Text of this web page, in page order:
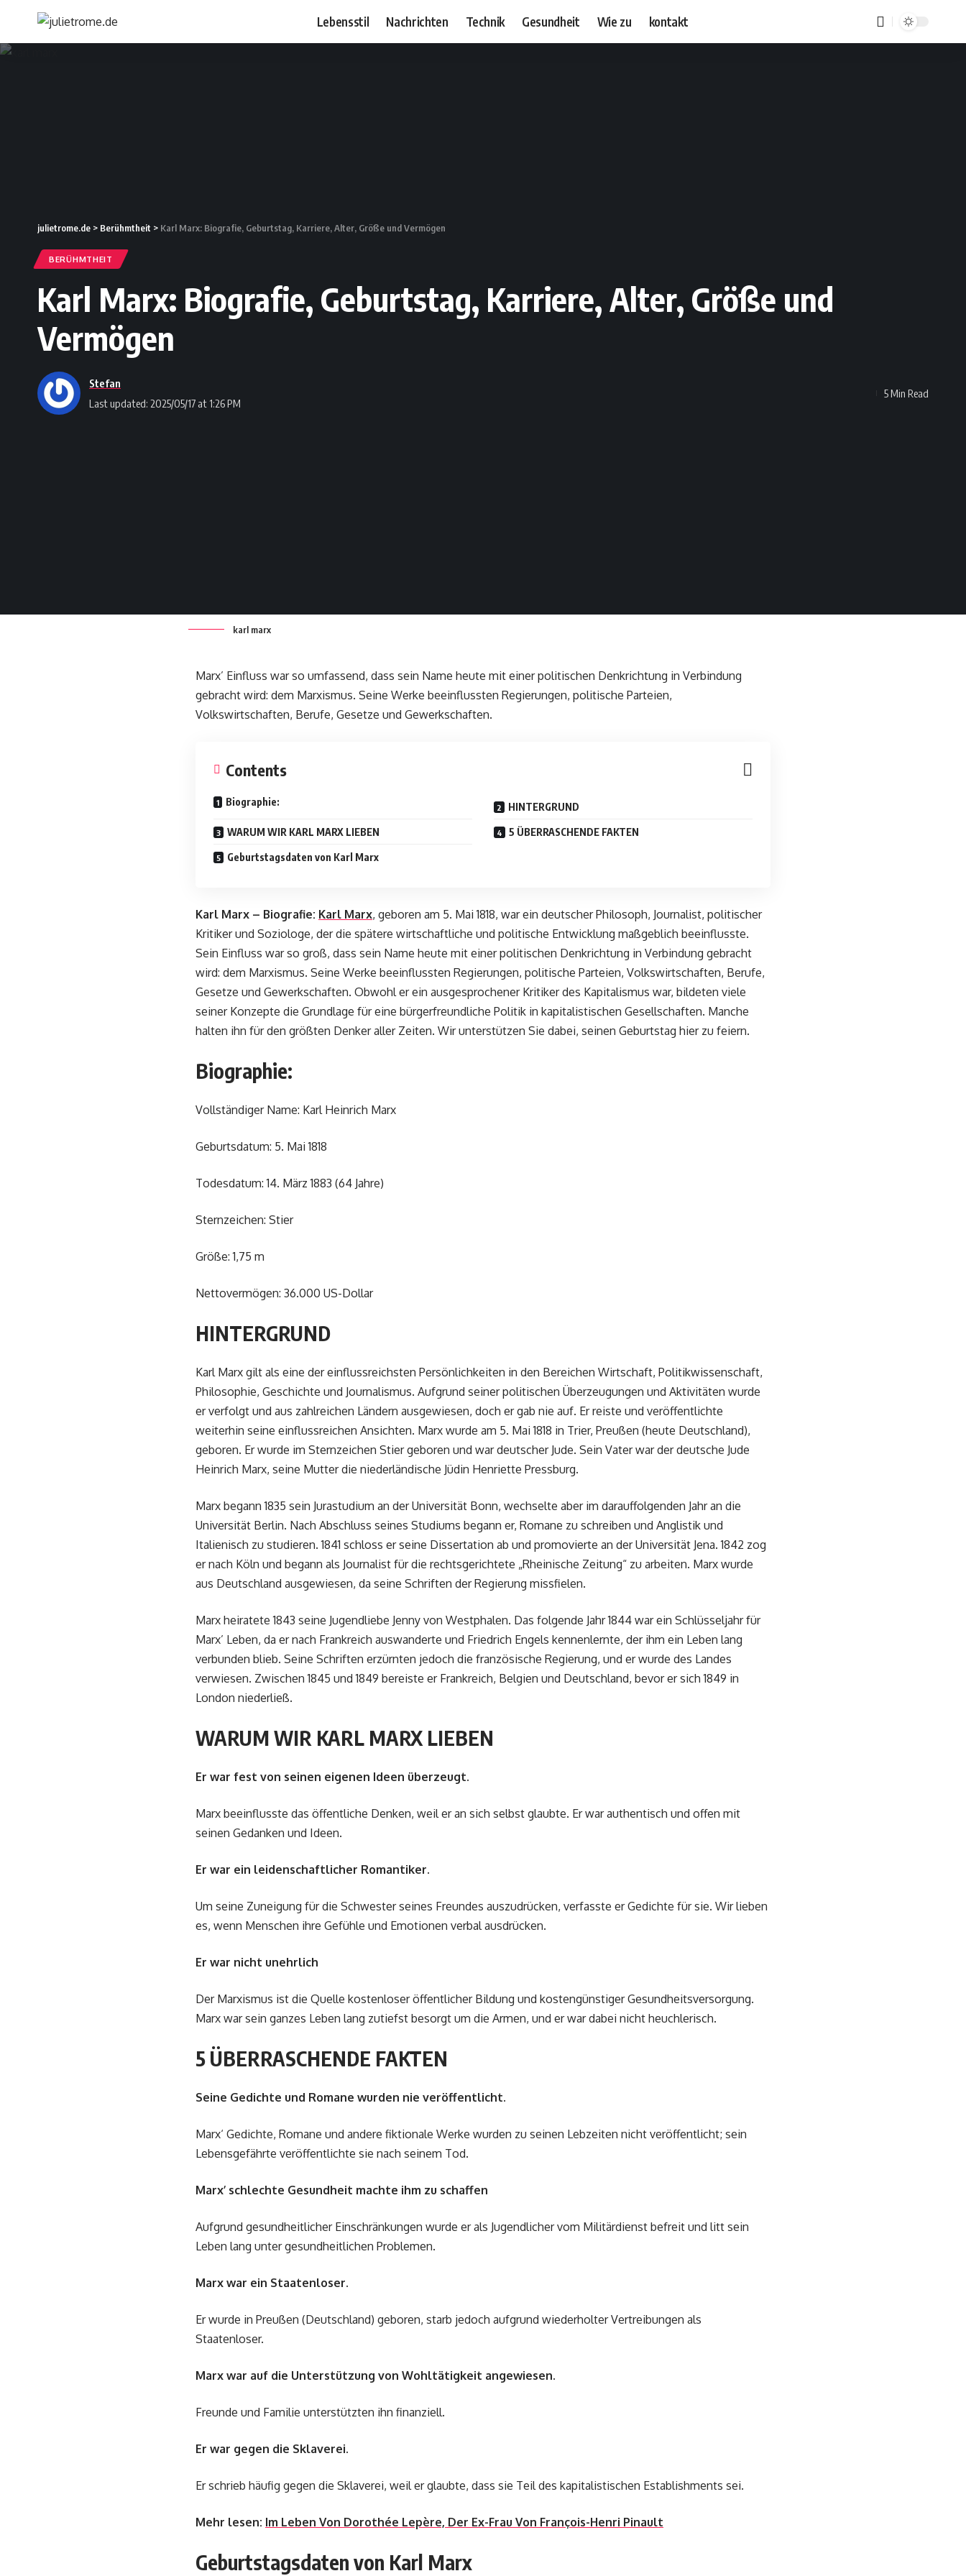
Lebensstil Nachrichten Technik Gesundheit Wie zu kontakt
julietrome.de > Berühmtheit > Karl Marx: Biografie, Geburtstag, Karriere, Alter, Größe und Vermögen
BERÜHMTHEIT
Karl Marx: Biografie, Geburtstag, Karriere, Alter, Größe und
Vermögen
Last updated: 2025/05/17 at 1:26 PM
Stefan
5 Min Read
karl marx
Marx’ Einfluss war so umfassend, dass sein Name heute mit einer politischen Denkrichtung in Verbindung
gebracht wird: dem Marxismus. Seine Werke beeinflussten Regierungen, politische Parteien,
Volkswirtschaften, Berufe, Gesetze und Gewerkschaften.
Contents
Biographie: HINTERGRUND
WARUM WIR KARL MARX LIEBEN 5 ÜBERRASCHENDE FAKTEN
Geburtstagsdaten von Karl Marx
Karl Marx – Biografie: Karl Marx, geboren am 5. Mai 1818, war ein deutscher Philosoph, Journalist, politischer
Kritiker und Soziologe, der die spätere wirtschaftliche und politische Entwicklung maßgeblich beeinflusste.
Sein Einfluss war so groß, dass sein Name heute mit einer politischen Denkrichtung in Verbindung gebracht
wird: dem Marxismus. Seine Werke beeinflussten Regierungen, politische Parteien, Volkswirtschaften, Berufe,
Gesetze und Gewerkschaften. Obwohl er ein ausgesprochener Kritiker des Kapitalismus war, bildeten viele
seiner Konzepte die Grundlage für eine bürgerfreundliche Politik in kapitalistischen Gesellschaften. Manche
halten ihn für den größten Denker aller Zeiten. Wir unterstützen Sie dabei, seinen Geburtstag hier zu feiern.
Biographie:
Vollständiger Name: Karl Heinrich Marx
Geburtsdatum: 5. Mai 1818
Todesdatum: 14. März 1883 (64 Jahre)
Sternzeichen: Stier
Größe: 1,75 m
Nettovermögen: 36.000 US-Dollar
HINTERGRUND
Karl Marx gilt als eine der einflussreichsten Persönlichkeiten in den Bereichen Wirtschaft, Politikwissenschaft,
Philosophie, Geschichte und Journalismus. Aufgrund seiner politischen Überzeugungen und Aktivitäten wurde
er verfolgt und aus zahlreichen Ländern ausgewiesen, doch er gab nie auf. Er reiste und veröffentlichte
weiterhin seine einflussreichen Ansichten. Marx wurde am 5. Mai 1818 in Trier, Preußen (heute Deutschland),
geboren. Er wurde im Sternzeichen Stier geboren und war deutscher Jude. Sein Vater war der deutsche Jude
Heinrich Marx, seine Mutter die niederländische Jüdin Henriette Pressburg.
Marx begann 1835 sein Jurastudium an der Universität Bonn, wechselte aber im darauffolgenden Jahr an die
Universität Berlin. Nach Abschluss seines Studiums begann er, Romane zu schreiben und Anglistik und
Italienisch zu studieren. 1841 schloss er seine Dissertation ab und promovierte an der Universität Jena. 1842 zog
er nach Köln und begann als Journalist für die rechtsgerichtete „Rheinische Zeitung“ zu arbeiten. Marx wurde
aus Deutschland ausgewiesen, da seine Schriften der Regierung missfielen.
Marx heiratete 1843 seine Jugendliebe Jenny von Westphalen. Das folgende Jahr 1844 war ein Schlüsseljahr für
Marx’ Leben, da er nach Frankreich auswanderte und Friedrich Engels kennenlernte, der ihm ein Leben lang
verbunden blieb. Seine Schriften erzürnten jedoch die französische Regierung, und er wurde des Landes
verwiesen. Zwischen 1845 und 1849 bereiste er Frankreich, Belgien und Deutschland, bevor er sich 1849 in
London niederließ.
WARUM WIR KARL MARX LIEBEN
Er war fest von seinen eigenen Ideen überzeugt.
Marx beeinflusste das öffentliche Denken, weil er an sich selbst glaubte. Er war authentisch und offen mit
seinen Gedanken und Ideen.
Er war ein leidenschaftlicher Romantiker.
Um seine Zuneigung für die Schwester seines Freundes auszudrücken, verfasste er Gedichte für sie. Wir lieben
es, wenn Menschen ihre Gefühle und Emotionen verbal ausdrücken.
Er war nicht unehrlich
Der Marxismus ist die Quelle kostenloser öffentlicher Bildung und kostengünstiger Gesundheitsversorgung.
Marx war sein ganzes Leben lang zutiefst besorgt um die Armen, und er war dabei nicht heuchlerisch.
5 ÜBERRASCHENDE FAKTEN
Seine Gedichte und Romane wurden nie veröffentlicht.
Marx‘ Gedichte, Romane und andere fiktionale Werke wurden zu seinen Lebzeiten nicht veröffentlicht; sein
Lebensgefährte veröffentlichte sie nach seinem Tod.
Marx’ schlechte Gesundheit machte ihm zu schaffen
Aufgrund gesundheitlicher Einschränkungen wurde er als Jugendlicher vom Militärdienst befreit und litt sein
Leben lang unter gesundheitlichen Problemen.
Marx war ein Staatenloser.
Er wurde in Preußen (Deutschland) geboren, starb jedoch aufgrund wiederholter Vertreibungen als
Staatenloser.
Marx war auf die Unterstützung von Wohltätigkeit angewiesen.
Freunde und Familie unterstützten ihn finanziell.
Er war gegen die Sklaverei.
Er schrieb häufig gegen die Sklaverei, weil er glaubte, dass sie Teil des kapitalistischen Establishments sei.
Mehr lesen: Im Leben Von Dorothée Lepère, Der Ex-Frau Von François-Henri Pinault
Geburtstagsdaten von Karl Marx